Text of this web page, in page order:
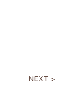
NEXT >